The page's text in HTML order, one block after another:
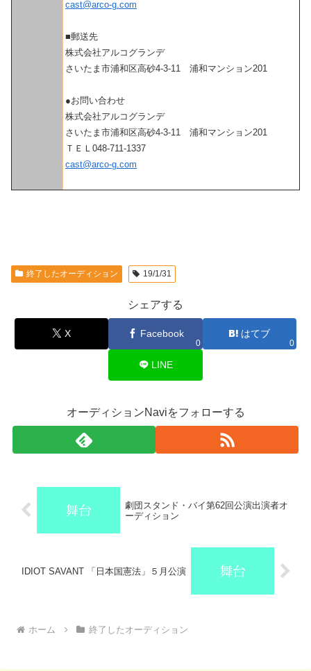
cast@arco-g.com
■郵送先
株式会社アルコグランデ
さいたま市浦和区高砂4-3-11 浦和マンション201
●お問い合わせ
株式会社アルコグランデ
さいたま市浦和区高砂4-3-11 浦和マンション201
ＴＥＬ048-711-1337
cast@arco-g.com
終了したオーディション 19/1/31
シェアする
X Facebook
0
はてブ
0
LINE
オーディションNaviをフォローする
劇団スタンド・バイ第62回公演出演者オ
ーディション
IDIOT SAVANT 「日本国憲法」５月公演
ホーム 終了したオーディション